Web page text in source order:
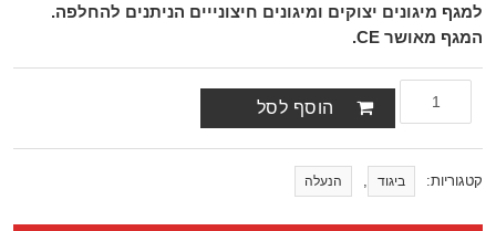
למגף מיגונים יצוקים ומיגונים חיצונייים הניתנים להחלפה.
המגף מאושר CE.
הוסף לסל
קטגוריות: ביגוד הנעלה